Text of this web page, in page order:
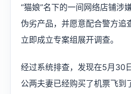
“猫娘”名下的一间网络店铺涉
伪劣产品，并愿意配合警方追
立即成立专案组展开调查。
经过系统排查，发现在5月30
公两夫妻已经购买了机票飞到